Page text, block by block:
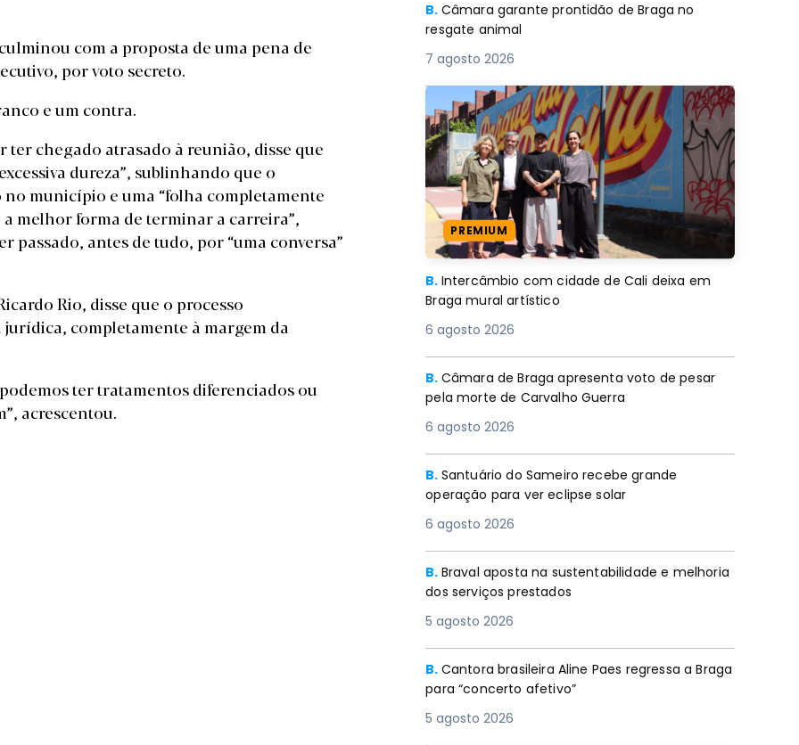
com a proposta de uma pena de
por voto secreto.
e um contra.
chegado atrasado à reunião, disse que
dureza”, sublinhando que o
município e uma “folha completamente
melhor forma de terminar a carreira”,
antes de tudo, por “uma conversa”
Rio, disse que o processo
completamente à margem da
ter tratamentos diferenciados ou
acrescentou.
B. Câmara garante prontidão de Braga no
resgate animal
7 agosto 2026
PREMIUM
B. Intercâmbio com cidade de Cali deixa em
Braga mural artístico
6 agosto 2026
B. Câmara de Braga apresenta voto de pesar
pela morte de Carvalho Guerra
6 agosto 2026
B. Santuário do Sameiro recebe grande
operação para ver eclipse solar
6 agosto 2026
B. Braval aposta na sustentabilidade e melhoria
dos serviços prestados
5 agosto 2026
B. Cantora brasileira Aline Paes regressa a Braga
para “concerto afetivo”
5 agosto 2026